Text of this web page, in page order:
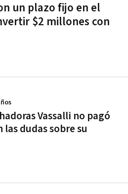
un plazo fijo en el
$2 millones con
Vassalli no pagó
las dudas sobre su